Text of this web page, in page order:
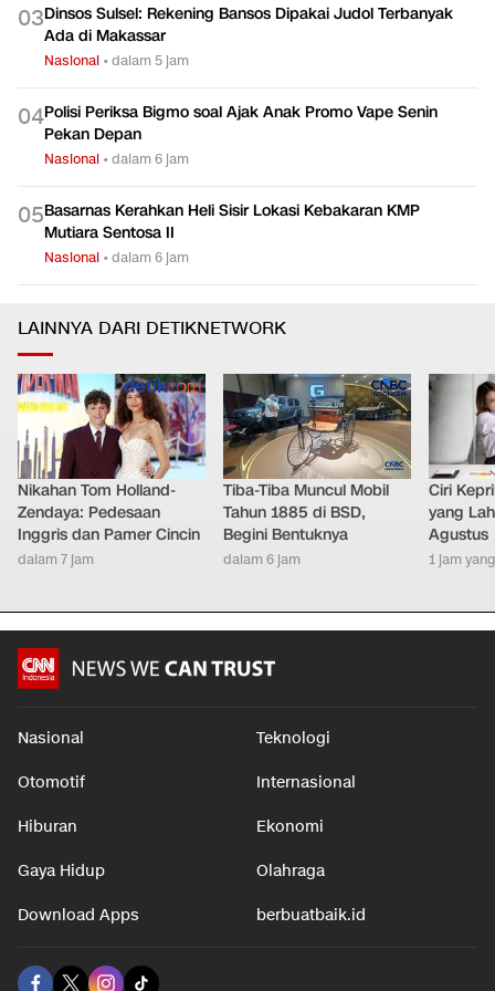
03Dinsos Sulsel: Rekening Bansos Dipakai Judol Terbanyak
Ada di Makassar
Nasional •dalam 5 jam
04Polisi Periksa Bigmo soal Ajak Anak Promo Vape Senin
Pekan Depan
Nasional •dalam 6 jam
05Basarnas Kerahkan Heli Sisir Lokasi Kebakaran KMP
Mutiara Sentosa II
Nasional •dalam 6 jam
LAINNYA DARI DETIKNETWORK
Nikahan Tom Holland-
Zendaya: Pedesaan
Inggris dan Pamer Cincin
dalam 7 jam
Tiba-Tiba Muncul Mobil
Tahun 1885 di BSD,
Begini Bentuknya
dalam 6 jam
Ciri
yang
Agustus
1 jam
Nasional Teknologi
Otomotif Internasional
Hiburan Ekonomi
Gaya Hidup Olahraga
Download Apps berbuatbaik.id